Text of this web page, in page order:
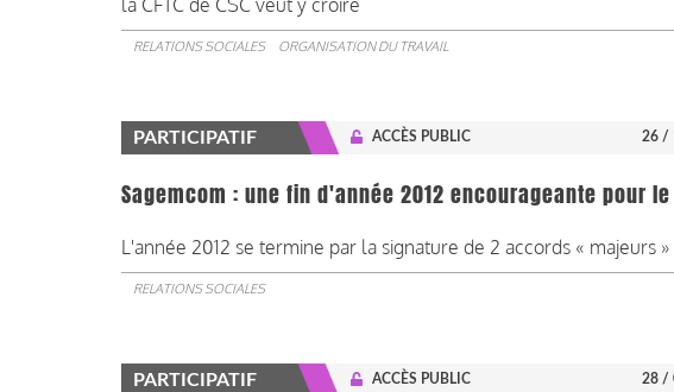
la CFTC de CSC veut y croire
RELATIONS SOCIALES ORGANISATION DU TRAVAIL
PARTICIPATIF ACCÈS PUBLIC 26 /
Sagemcom : une fin d'année 2012 encourageante pour
L'année 2012 se termine par la signature de 2 accords « majeurs
RELATIONS SOCIALES
PARTICIPATIF ACCÈS PUBLIC 28 /